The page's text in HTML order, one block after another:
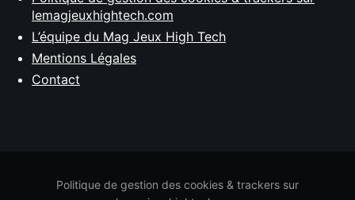
lemagjeuxhightech.com
L’équipe du Mag Jeux High Tech
Mentions Légales
Contact
Politique de gestion des cookies & trackers sur